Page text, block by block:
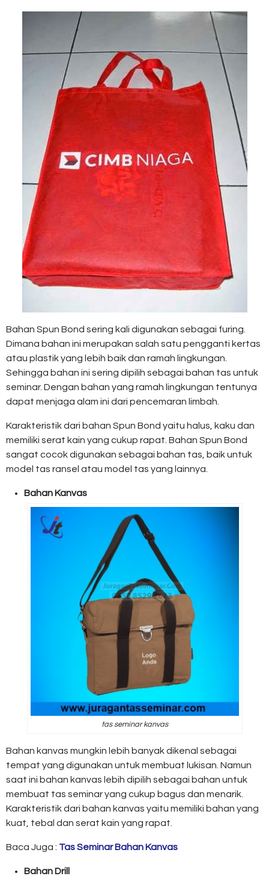
Bahan Spun Bond sering kali digunakan sebagai furing.
Dimana bahan ini merupakan salah satu pengganti kertas
atau plastik yang lebih baik dan ramah lingkungan.
Sehingga bahan ini sering dipilih sebagai bahan tas untuk
seminar. Dengan bahan yang ramah lingkungan tentunya
dapat menjaga alam ini dari pencemaran limbah.
Karakteristik dari bahan Spun Bond yaitu halus, kaku dan
memiliki serat kain yang cukup rapat. Bahan Spun Bond
sangat cocok digunakan sebagai bahan tas, baik untuk
model tas ransel atau model tas yang lainnya.
Bahan Kanvas
tas seminar kanvas
Bahan kanvas mungkin lebih banyak dikenal sebagai
tempat yang digunakan untuk membuat lukisan. Namun
saat ini bahan kanvas lebih dipilih sebagai bahan untuk
membuat tas seminar yang cukup bagus dan menarik.
Karakteristik dari bahan kanvas yaitu memiliki bahan yang
kuat, tebal dan serat kain yang rapat.
Baca Juga : Tas Seminar Bahan Kanvas
Bahan Drill